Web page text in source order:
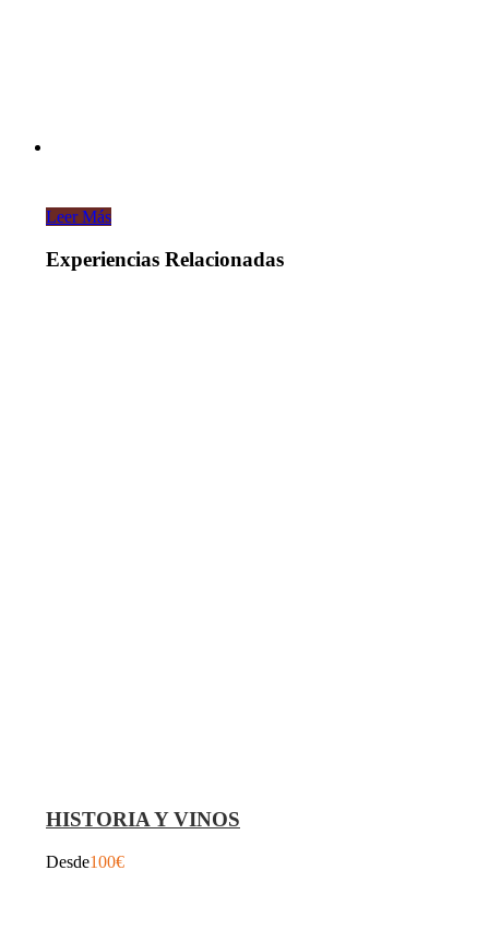
Leer Más
Experiencias Relacionadas
HISTORIA Y VINOS
Desde100€